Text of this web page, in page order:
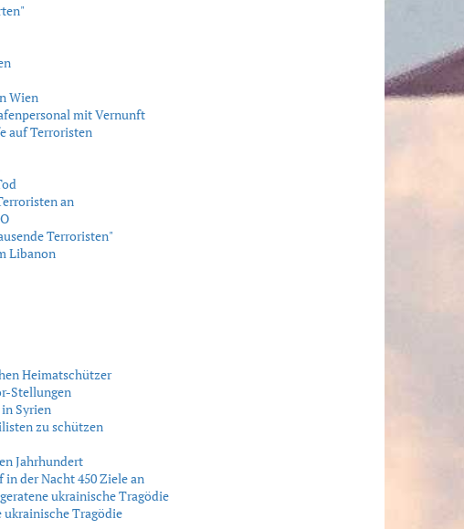
Wien
mit Vernunft
auf Terroristen
an
Terroristen"
Libanon
Heimatschützer
Stellungen
Syrien
zu schützen
Jahrhundert
der Nacht 450 Ziele an
ukrainische Tragödie
ukrainische Tragödie